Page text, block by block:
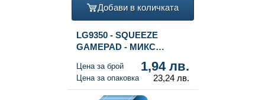
Добави в количката
LG9350 - SQUEEZE
GAMEPAD - МИКС
ДИСПЛЕЙ (12 бр.)
Цена за брой 1,94 лв.
Цена за опаковка 23,24 лв.